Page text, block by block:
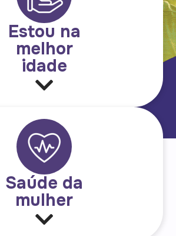
Estou na
melhor
idade
Saúde da
mulher